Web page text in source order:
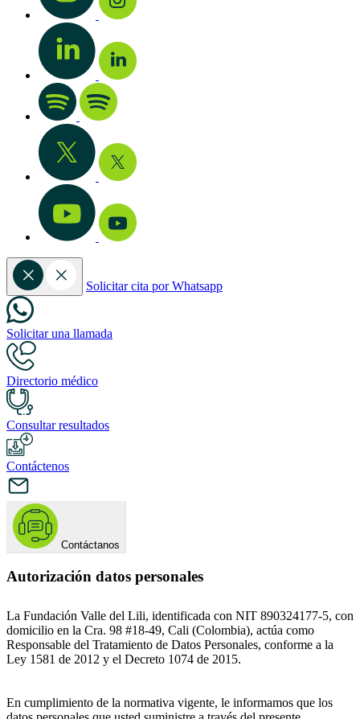
Solicitar cita por Whatsapp
Solicitar una llamada
Directorio médico
Consultar resultados
Contáctenos
Contáctanos
Autorización datos personales
La Fundación Valle del Lili, identificada con NIT 890324177-5, con
domicilio en la Cra. 98 #18-49, Cali (Colombia), actúa como
Responsable del Tratamiento de Datos Personales, conforme a la
Ley 1581 de 2012 y el Decreto 1074 de 2015.
En cumplimiento de la normativa vigente, le informamos que los